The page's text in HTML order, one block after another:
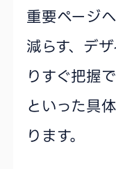
重要ページ
減らす、デ
りすぐ把握
といった具
ります。